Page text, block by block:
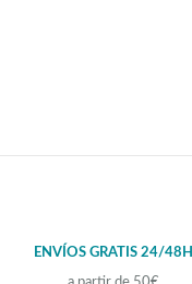
ENVÍOS GRATIS 24/48H